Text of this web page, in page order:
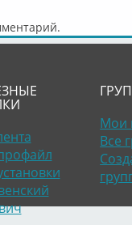
Мои
Все